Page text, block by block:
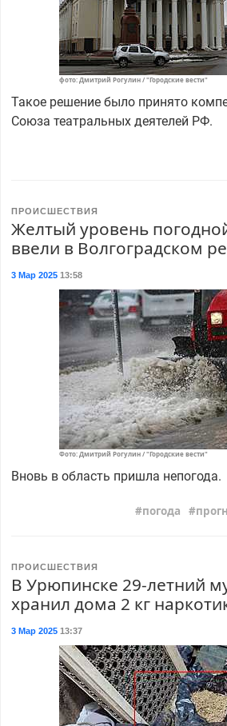
фото: Дмитрий Рогулин / "Городские вести"
Такое решение было принято
Союза театральных деятелей РФ.
ПРОИСШЕСТВИЯ
Желтый уровень
ввели в Волгоградском
3 Мар 202513:58
Фото: Дмитрий Рогулин / "Городские вести"
Вновь в область пришла непогода.
погода
ПРОИСШЕСТВИЯ
В Урюпинске 29-летний
хранил дома 2 кг
3 Мар 202513:37